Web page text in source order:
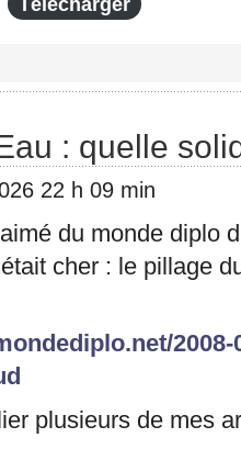
: quelle
22 h 09 min
du monde diplo
cher : le pillage
2008-
plusieurs de mes